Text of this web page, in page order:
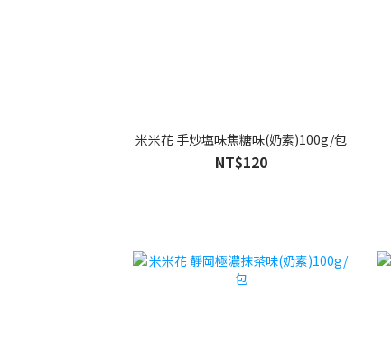
米米花 手炒塩味焦糖味(奶素)100g/包
NT$120